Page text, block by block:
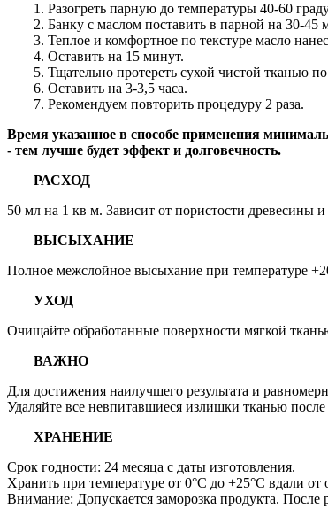
1. Разогреть парную до температуры 40-60
2. Банку с маслом поставить в парной на 30-
3. Теплое и комфортное по текстуре масло
4. Оставить на 15 минут.
5. Тщательно протереть сухой чистой тканью
6. Оставить на 3-3,5 часа.
7. Рекомендуем повторить процедуру 2 раза.
Время указанное в способе применения
- тем лучше будет эффект и долговечность.
РАСХОД
50 мл на 1 кв м. Зависит от пористости древесины
ВЫСЫХАНИЕ
Полное межслойное высыхание при температуре
УХОД
Очищайте обработанные поверхности мягкой
ВАЖНО
Для достижения наилучшего результата и
Удаляйте все невпитавшиеся излишки тканью
ХРАНЕНИЕ
Срок годности: 24 месяца с даты изготовления.
Хранить при температуре от 0°C до +25°C вдали
Внимание: Допускается заморозка продукта. После